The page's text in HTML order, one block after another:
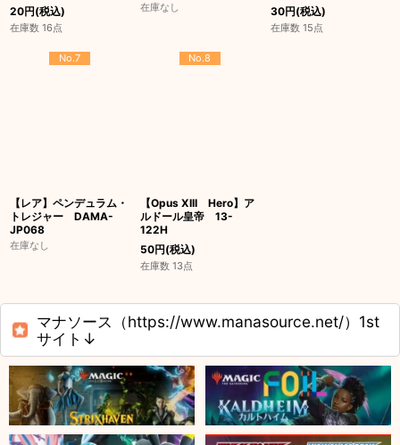
20円(税込)
在庫数 16点
在庫なし
30円(税込)
在庫数 15点
No.7
【レア】ペンデュラム・
トレジャー DAMA-
JP068
在庫なし
No.8
【Opus XIII Hero】ア
ルドール皇帝 13-
122H
50円(税込)
在庫数 13点
マナソース（https://www.manasource.net/）1st
サイト↓